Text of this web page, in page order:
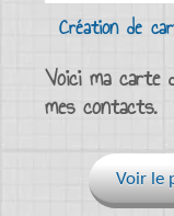
Création de
Voici ma carte
mes contacts.
Voir le